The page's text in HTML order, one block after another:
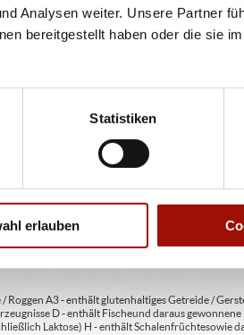
Analysen weiter. Unsere Partner
bereitgestellt haben oder die sie
Statistiken
erlauben
circa-Angaben und können durch die
30 Minuten.
produktinformationen
6 - geschwärzt 7 - gewachst 8 - mit Phosphat/
(zusätzlich zur Angabe 14 - kann
mit Säuerungsmitteln 20 - mit Taurin 21 -
Alkohol 25 - mit Stabilisatoren 26 - mit
A3 - enthält glutenhaltiges Getreide /
D - enthält Fische und daraus
Laktose) H - enthält Schalenfrüchte sowie